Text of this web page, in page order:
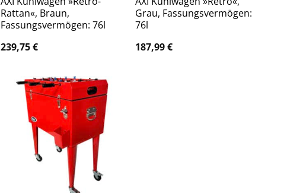
Rattan«, Braun,
Fassungsvermögen: 76l
239,75€
Grau, Fassungsvermögen:
76l
187,99€